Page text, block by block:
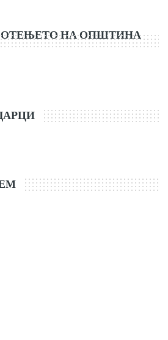
НА ОПШТИНА